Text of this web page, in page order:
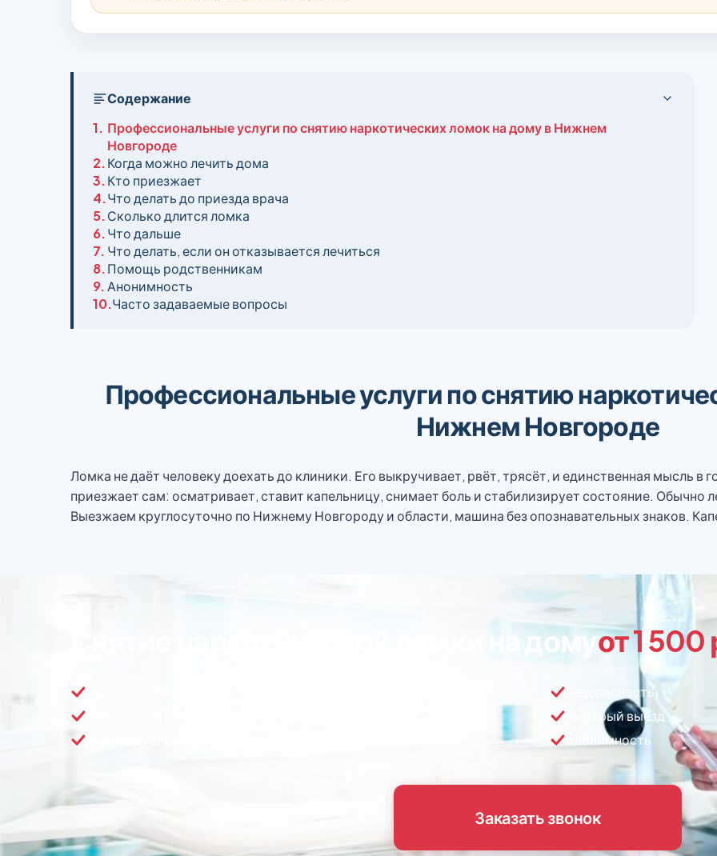
Содержание
1. Профессиональные услуги по снятию наркотических ломок на дому в Нижнем
Новгороде
2.Когда можно лечить дома
3.Кто приезжает
4.Что делать до приезда врача
5.Сколько длится ломка
6.Что дальше
7. Что делать, если он отказывается лечиться
8.Помощь родственникам
9. Анонимность
10.Часто задаваемые вопросы
Профессиональные услуги по снятию
Нижнем Новгороде
Ломка не даёт человеку доехать до клиники. Его выкручивает, рвёт, трясёт, и единственная мысль в
приезжает сам: осматривает, ставит капельницу, снимает боль и стабилизирует состояние. Обычно
Выезжаем круглосуточно по Нижнему Новгороду и области, машина без опознавательных знаков.
Снятие наркотической ломки на домуот 1 500
Безопасность
Быстрый выезд
Анонимность
Заказать звонок